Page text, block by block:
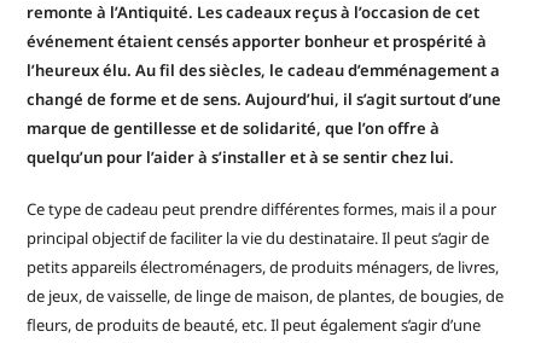
remonte à l’Antiquité. Les cadeaux reçus à l’occasion de cet
événement étaient censés apporter bonheur et prospérité à
l’heureux élu. Au fil des siècles, le cadeau d’emménagement a
changé de forme et de sens. Aujourd’hui, il s’agit surtout d’une
marque de gentillesse et de solidarité, que l’on offre à
quelqu’un pour l’aider à s’installer et à se sentir chez lui.
Ce type de cadeau peut prendre différentes formes, mais il a pour
principal objectif de faciliter la vie du destinataire. Il peut s’agir de
petits appareils électroménagers, de produits ménagers, de livres,
de jeux, de vaisselle, de linge de maison, de plantes, de bougies, de
fleurs, de produits de beauté, etc. Il peut également s’agir d’une